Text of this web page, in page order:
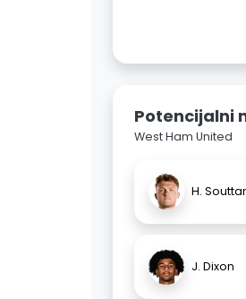
Potencijalni
West Ham United
H. Souttar
J. Dixon